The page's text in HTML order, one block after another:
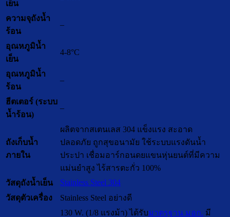
เย็น
ความจุถังน้ำ
ร้อน
–
อุณหภูมิน้ำ
เย็น
4-8°C
อุณหภูมิน้ำ
ร้อน
–
ฮีตเตอร์ (ระบบ
น้ำร้อน)
–
ถังเก็บน้ำ
ภายใน
ผลิตจากสเตนเลส 304 แข็งแรง สะอาด
ปลอดภัย ถูกสุขอนามัย ใช้ระบบแรงดันน้ำ
ประปา เชื่อมอาร์กอนดยแขนหุ่นยนต์ที่มีความ
แม่นยำสูง ไร้สารตะกั่ว 100%
วัสดุถังน้ำเย็น
Stainless Steel 304
วัสดุตัวเครื่อง
Stainless Steel อย่างดี
130 W. (1/8 แรงม้า) ได้รับมาตรฐาน มอก. มี